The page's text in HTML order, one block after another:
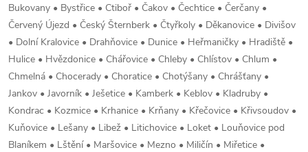
Bukovany • Bystřice • Ctiboř • Čakov • Čechtice • Čerčany •
Červený Újezd • Český Šternberk • Čtyřkoly • Děkanovice • Divišov
• Dolní Kralovice • Drahňovice • Dunice • Heřmaničky • Hradiště •
Hulice • Hvězdonice • Chářovice • Chleby • Chlístov • Chlum •
Chmelná • Chocerady • Choratice • Chotýšany • Chrášťany •
Jankov • Javorník • Ješetice • Kamberk • Keblov • Kladruby •
Kondrac • Kozmice • Krhanice • Krňany • Křečovice • Křivsoudov •
Kuňovice • Lešany • Libež • Litichovice • Loket • Louňovice pod
Blaníkem • Lštění • Maršovice • Mezno • Miličín • Miřetice •